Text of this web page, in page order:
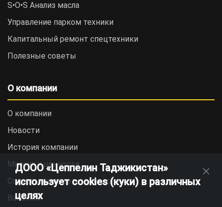
S•O•S Анализ масла
Управление парком техники
Капитальный ремонт спецтехники
Полезные советы
О компании
О компании
Новости
История компании
Миссия и ценности
Социальная ответственность
Вакансии
ДООО «Цеппелин Таджикистан»
использует cookies (куки) в различных
целях